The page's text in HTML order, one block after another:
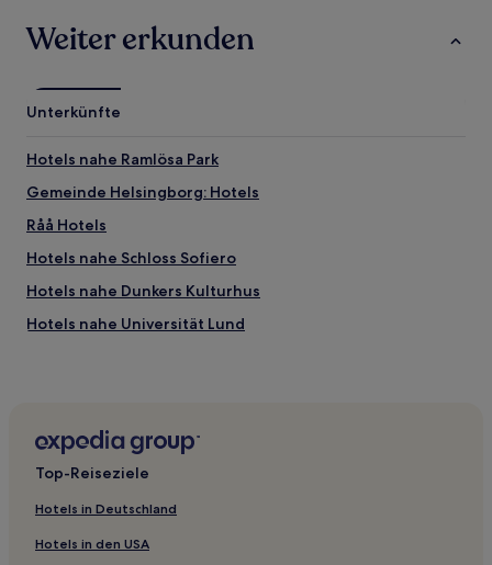
Weiter erkunden
Unterkünfte
Hotels nahe Ramlösa Park
Gemeinde Helsingborg: Hotels
Råå Hotels
Hotels nahe Schloss Sofiero
Hotels nahe Dunkers Kulturhus
Hotels nahe Universität Lund
Hotels nahe Rathaus
Hotels nahe Stadion Idrottens Hus
Hotels nahe Ramlösa-Quelle
Hotels nahe Bahnhof Helsingborg Maria
Top-Reiseziele
Hotels in Deutschland
Hotels in den USA